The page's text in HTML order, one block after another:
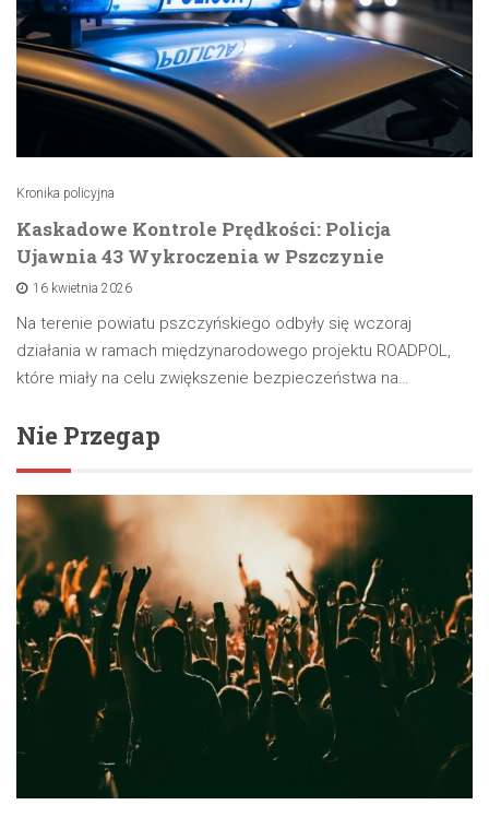
Kronika policyjna
Kaskadowe Kontrole Prędkości: Policja
Ujawnia 43 Wykroczenia w Pszczynie
16 kwietnia 2026
Na terenie powiatu pszczyńskiego odbyły się wczoraj
działania w ramach międzynarodowego projektu ROADPOL,
które miały na celu zwiększenie bezpieczeństwa na…
Nie Przegap